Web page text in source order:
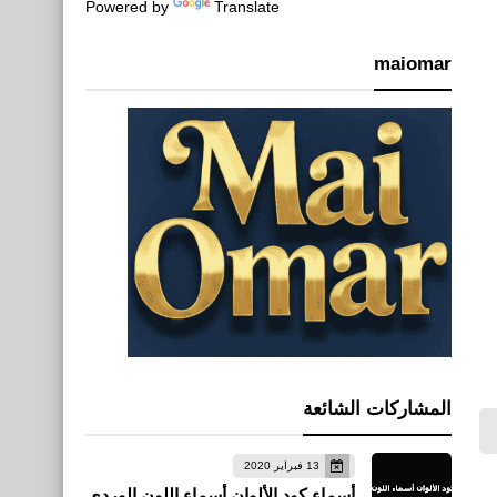
Powered by Translate
maiomar
المشاركات الشائعة
13 فبراير 2020